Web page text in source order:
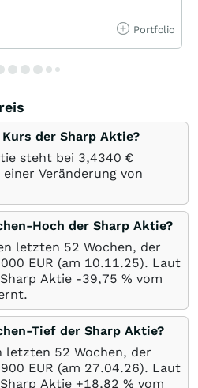
Portfolio
der Sharp Aktie?
steht bei 3,4340 €
Veränderung von
Hoch der Sharp Aktie?
letzten 52 Wochen, der
EUR (am 10.11.25). Laut
Aktie -39,75 % vom
Tief der Sharp Aktie?
letzten 52 Wochen, der
EUR (am 27.04.26). Laut
Aktie +18,82 % vom